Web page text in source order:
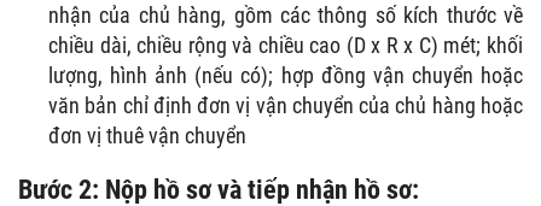
nhận của chủ hàng, gồm các thông số kích thước về
chiều dài, chiều rộng và chiều cao (D x R x C) mét; khối
lượng, hình ảnh (nếu có); hợp đồng vận chuyển hoặc
văn bản chỉ định đơn vị vận chuyển của chủ hàng hoặc
đơn vị thuê vận chuyển
Bước 2: Nộp hồ sơ và tiếp nhận hồ sơ: